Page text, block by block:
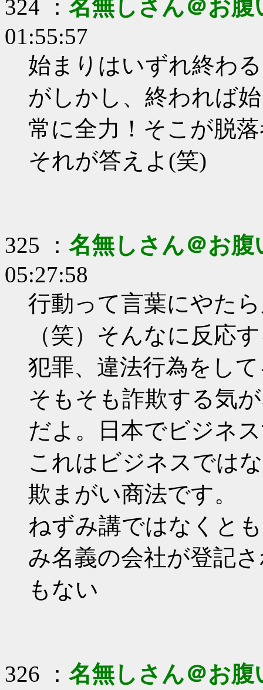
324 ： 名無しさん＠お腹
01:55:57
始まりはいずれ終わ
がしかし、終われば
常に全力！そこが脱
それが答えよ(笑)
325 ： 名無しさん＠お腹
05:27:58
行動って言葉にやた
（笑）そんなに反応
犯罪、違法行為をし
そもそも詐欺する気
だよ。日本でビジネ
これはビジネスでは
欺まがい商法です。
ねずみ講ではなくと
み名義の会社が登記
もない
326 ： 名無しさん＠お腹